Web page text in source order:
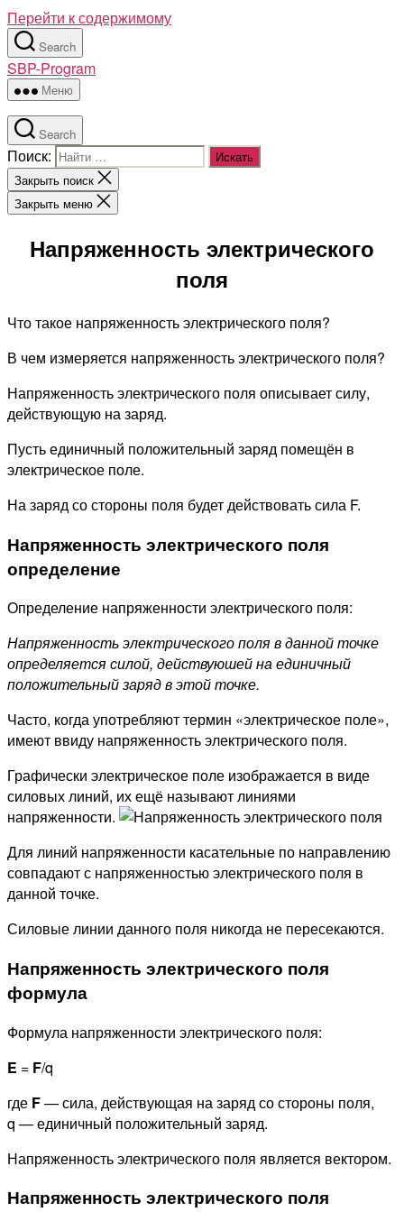
Перейти к содержимому
Search
SBP-Program
Меню
Search
Поиск:
Закрыть поиск
Закрыть меню
Напряженность электрического
поля
Что такое напряженность электрического поля?
В чем измеряется напряженность электрического поля?
Напряженность электрического поля описывает силу,
действующую на заряд.
Пусть единичный положительный заряд помещён в
электрическое поле.
На заряд со стороны поля будет действовать сила F.
Напряженность электрического поля
определение
Определение напряженности электрического поля:
Напряженность электрического поля в данной точке
определяется силой, действуюшей на единичный
положительный заряд в этой точке.
Часто, когда употребляют термин «электрическое поле»,
имеют ввиду напряженность электрического поля.
Графически электрическое поле изображается в виде
силовых линий, их ещё называют линиями
напряженности.
Для линий напряженности касательные по направлению
совпадают с напряженностью электрического поля в
данной точке.
Силовые линии данного поля никогда не пересекаются.
Напряженность электрического поля
формула
Формула напряженности электрического поля:
E = F/q
где F— сила, действующая на заряд со стороны поля,
q — единичный положительный заряд.
Напряженность электрического поля является вектором.
Напряженность электрического поля